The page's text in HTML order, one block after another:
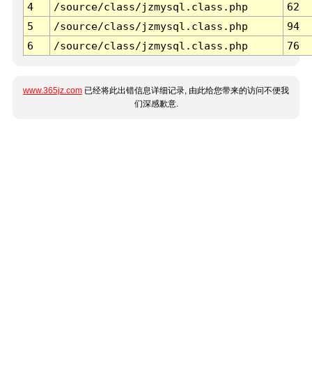
4
/source/class/jzmysql.class.php
62
5
/source/class/jzmysql.class.php
94
6
/source/class/jzmysql.class.php 76
www.365jz.com 已经将此出错信息详细记录, 由此给您带来的访问不便我
们深感歉意.